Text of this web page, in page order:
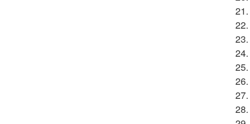
21.
22.
23.
24.
25.
26.
27.
28.